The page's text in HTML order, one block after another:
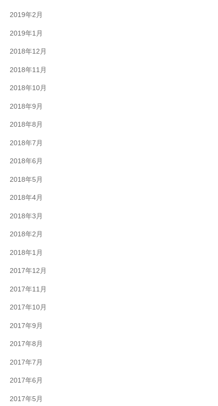
2019年2月
2019年1月
2018年12月
2018年11月
2018年10月
2018年9月
2018年8月
2018年7月
2018年6月
2018年5月
2018年4月
2018年3月
2018年2月
2018年1月
2017年12月
2017年11月
2017年10月
2017年9月
2017年8月
2017年7月
2017年6月
2017年5月